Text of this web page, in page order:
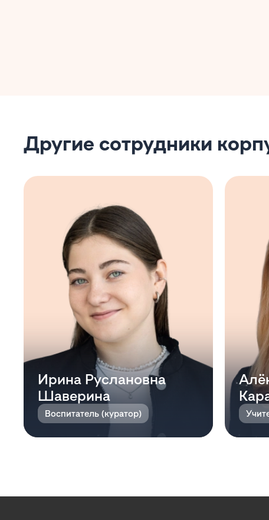
Другие сотрудники
Ирина Руслановна
Шаверина
Воспитатель (куратор)